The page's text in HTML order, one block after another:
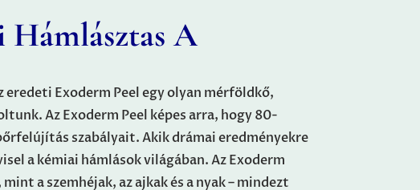
A
Exoderm Peel egy olyan mérföldkő,
Az Exoderm Peel képes arra, hogy 80-
szabályait. Akik drámai eredményekre
a kémiai hámlások világában. Az Exoderm
a szemhéjak, az ajkak és a nyak – mindezt